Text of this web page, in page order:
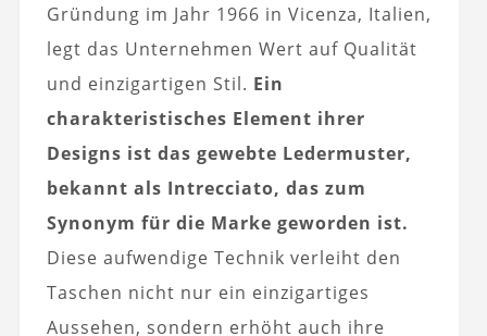
Gründung im Jahr 1966 in Vicenza, Italien,
legt das Unternehmen Wert auf Qualität
und einzigartigen Stil. Ein
charakteristisches Element ihrer
Designs ist das gewebte Ledermuster,
bekannt als Intrecciato, das zum
Synonym für die Marke geworden ist.
Diese aufwendige Technik verleiht den
Taschen nicht nur ein einzigartiges
Aussehen, sondern erhöht auch ihre